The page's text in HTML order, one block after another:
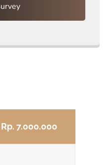
7.000.000